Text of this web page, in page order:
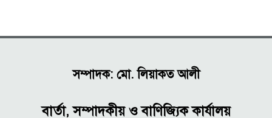
সম্পাদক: মো. লিয়াকত আলী
বার্তা, সম্পাদকীয় ও বাণিজ্যিক কার্যালয়